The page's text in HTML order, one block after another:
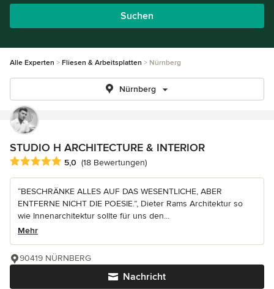
Suchen
Alle Experten Fliesen & Arbeitsplatten Nürnberg
Nürnberg
STUDIO H ARCHITECTURE & INTERIOR
Durchschnittliche Bewertung: 5 von 5 Sternen
5,0 (18 Bewertungen)
“BESCHRÄNKE ALLES AUF DAS WESENTLICHE, ABER
ENTFERNE NICHT DIE POESIE.”, Dieter Rams Architektur so
wie Innenarchitektur sollte für uns den...
Mehr
Nachricht
90419 NÜRNBERG